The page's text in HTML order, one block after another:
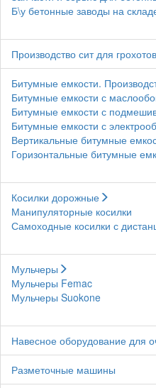
Б\у бетонные заводы на
Производство сит для грохотов
Битумные емкости.
Битумные емкости с
Битумные емкости с
Битумные емкости с
Вертикальные битумные
Горизонтальные битумные
Косилки дорожные
Манипуляторные косилки
Самоходные косилки с
Мульчеры
Мульчеры Femac
Мульчеры Suokone
Навесное оборудование для
Разметочные машины